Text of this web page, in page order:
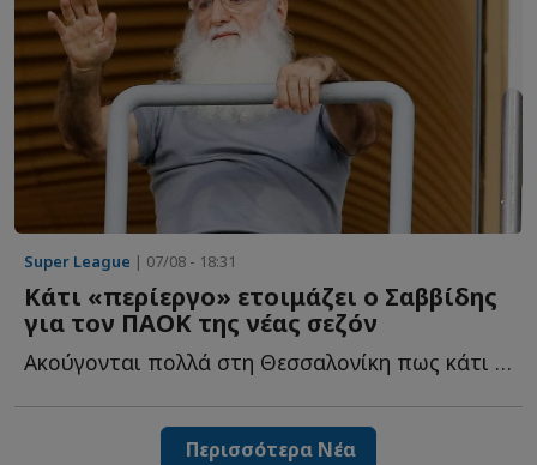
Super League | 07/08 - 18:31
Κάτι «περίεργο» ετοιμάζει ο Σαββίδης
για τον ΠΑΟΚ της νέας σεζόν
Ακούγονται πολλά στη Θεσσαλονίκη πως κάτι «περίεργο» ε...
Περισσότερα Νέα